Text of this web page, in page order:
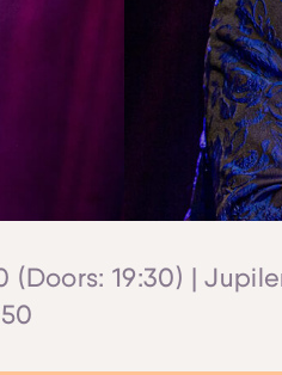
(Doors: 19:30) |